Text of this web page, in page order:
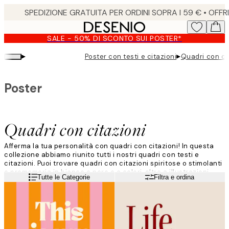
content.
SALE - 50% DI SCONTO SUI POSTER*
▸ Poster con testi e citazioni▸Quadri con
Quadri con citazioni
Poster
Afferma la tua personalità con quadri con citazioni! In questa
collezione abbiamo riunito tutti i nostri quadri con testi e
citazioni. Puoi trovare quadri con citazioni spiritose o stimolanti
e promemoria in bianco e nero e a colori, oltre a illustrazioni
grafiche e molto altro ancora. Scegli la tua stampa preferita per
Leggi di piùTutte le Categorie Filtra e ordina